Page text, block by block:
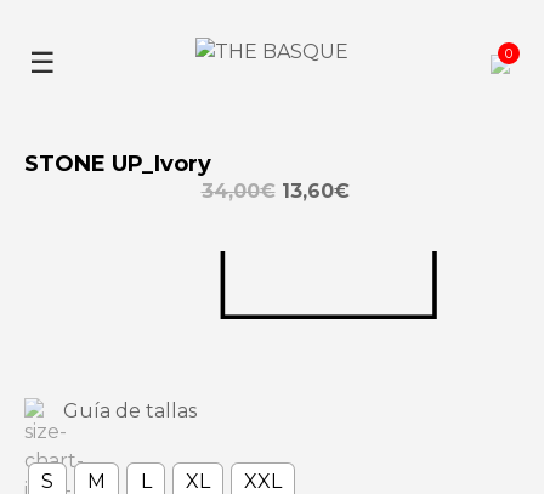
content
☰ 0
STONE UP_Ivory
34,00€ 13,60€
Guía de tallas
S M L XL XXL